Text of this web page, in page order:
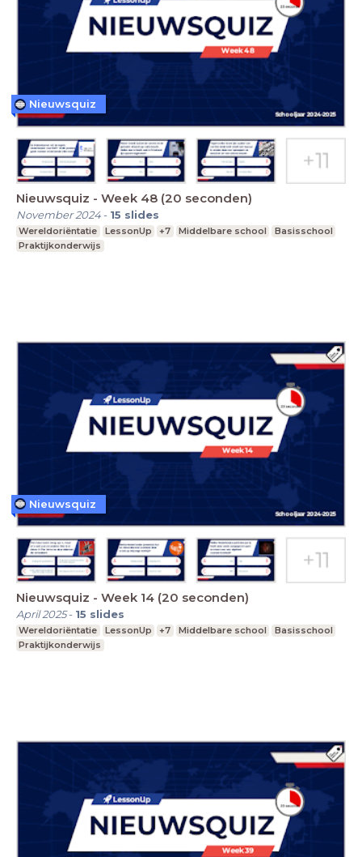
Nieuwsquiz - Week 48 (20 seconden)
November 2024- 15 slides
Wereldoriëntatie LessonUp +7 Middelbare school
Basisschool
Praktijkonderwijs
Nieuwsquiz
Nieuwsquiz - Week 14 (20 seconden)
April 2025- 15 slides
Wereldoriëntatie LessonUp +7 Middelbare school
Basisschool
Praktijkonderwijs
Nieuwsquiz